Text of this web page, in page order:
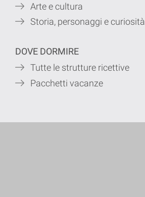
Arte e cultura
Storia, personaggi e curiosità
DOVE DORMIRE
Tutte le strutture ricettive
Pacchetti vacanze